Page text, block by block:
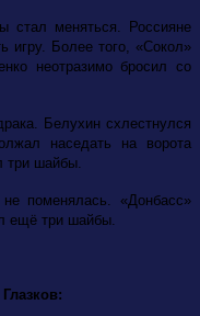
стал меняться. Россияне
игру. Более того, «Сокол»
неотразимо бросил со
Белухин схлестнулся
наседать на ворота
три шайбы.
поменялась. «Донбасс»
ещё три шайбы.